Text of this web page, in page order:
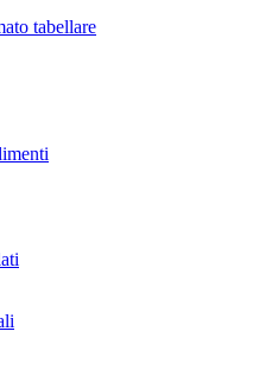
tabellare